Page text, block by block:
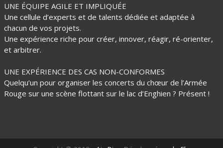
UNE ÉQUIPE AGILE ET IMPLIQUÉE
Une cellule d’experts et de talents dédiée et adaptée à
chacun de vos projets.
Une expérience riche pour créer, innover, réagir, ré-orienter,
et arbitrer.
UNE EXPÉRIENCE DES CAS NON-CONFORMES
Quelqu’un pour organiser les concerts du chœur de l’Armée
Rouge sur une scène flottant sur le lac d’Enghien ? Présent !